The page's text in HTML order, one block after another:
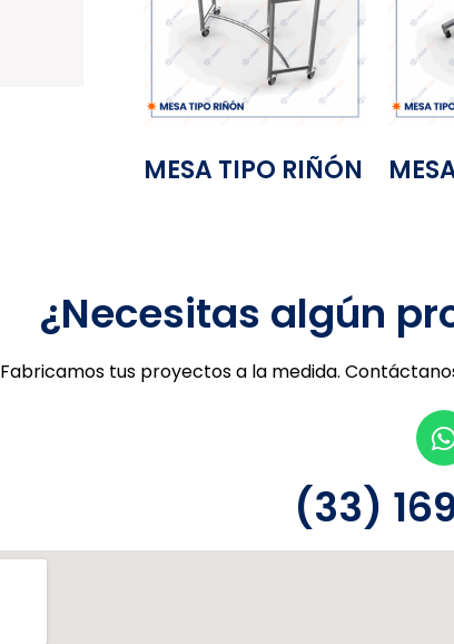
MESA TIPO RIÑÓN
¿Necesitas algún
Fabricamos tus proyectos a la medida.
(33)